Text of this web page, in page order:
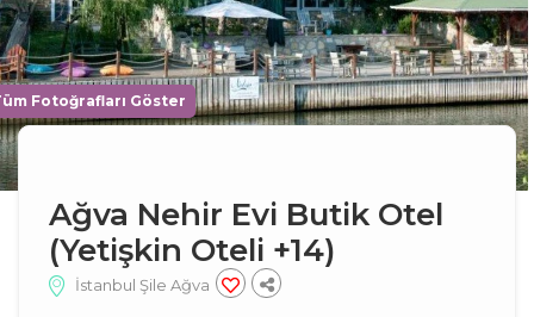
Fotoğrafları Göster
Ağva Nehir Evi Butik Otel
(Yetişkin Oteli +14)
İstanbul Şile Ağva